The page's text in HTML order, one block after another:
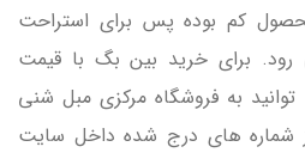
کم بوده پس برای استراحت
رود. برای خرید بین بگ با قیمت
به فروشگاه مرکزی مبل شنی
شماره های درج شده داخل سایت